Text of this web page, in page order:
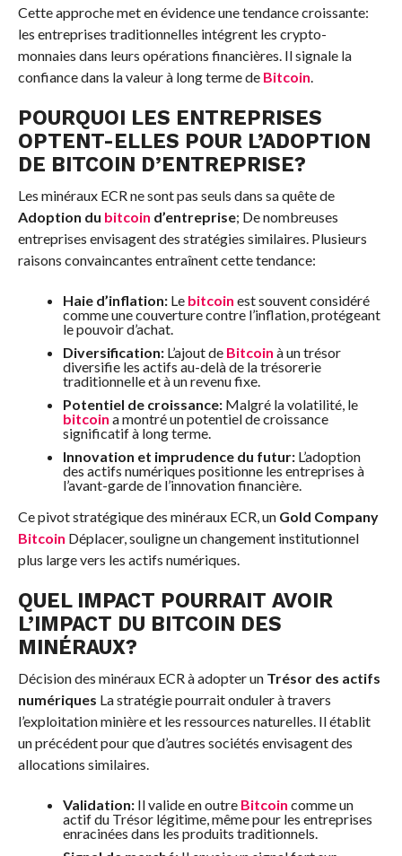
Cette approche met en évidence une tendance croissante:
les entreprises traditionnelles intégrent les crypto-
monnaies dans leurs opérations financières. Il signale la
confiance dans la valeur à long terme de Bitcoin
POURQUOI LES ENTREPRISES
OPTENT-ELLES POUR L’ADOPTION
DE BITCOIN D’ENTREPRISE?
Les minéraux ECR ne sont pas seuls dans sa quête de
Adoption du bitcoin d’entreprise; De nombreuses
entreprises envisagent des stratégies similaires. Plusieurs
raisons convaincantes entraînent cette tendance:
Haie d’inflation:Le bitcoin est souvent considéré
comme une couverture contre l’inflation, protégeant
le pouvoir d’achat.
Diversification:L’ajout de Bitcoin à un trésor
diversifie les actifs au-delà de la trésorerie
traditionnelle et à un revenu fixe.
Potentiel de croissance:Malgré la volatilité, le
bitcoin a montré un potentiel de croissance
significatif à long terme.
Innovation et imprudence du futur:L’adoption
des actifs numériques positionne les entreprises à
l’avant-garde de l’innovation financière.
Ce pivot stratégique des minéraux ECR, un Gold Company
Bitcoin Déplacer, souligne un changement institutionnel
plus large vers les actifs numériques.
QUEL IMPACT POURRAIT AVOIR
L’IMPACT DU BITCOIN DES
MINÉRAUX?
Décision des minéraux ECR à adopter un Trésor des actifs
numériques La stratégie pourrait onduler à travers
l’exploitation minière et les ressources naturelles. Il établit
un précédent pour que d’autres sociétés envisagent des
allocations similaires.
Validation:Il valide en outre Bitcoin comme un
actif du Trésor légitime, même pour les entreprises
enracinées dans les produits traditionnels.